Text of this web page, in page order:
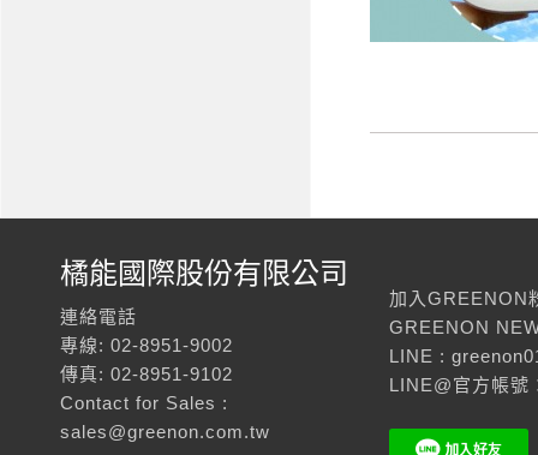
橘能國際股份有限公司
連絡電話
專線: 02-8951-9002
傳真: 02-8951-9102
Contact for Sales :
sales@greenon.com.tw
加入GREENON
GREENON
LINE :
LINE@官方帳號